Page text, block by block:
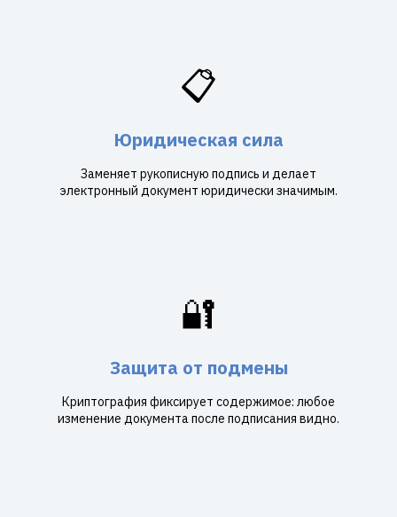
📋
Юридическая сила
Заменяет рукописную подпись и делает
электронный документ юридически значимым.
🔐
Защита от подмены
Криптография фиксирует содержимое: любое
изменение документа после подписания видно.